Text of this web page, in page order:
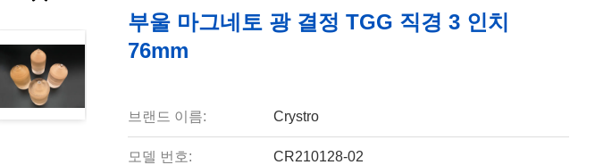
부울 마그네토 광 결정 TGG 직경 3 인치
76mm
브랜드 이름: Crystro
모델 번호: CR210128-02